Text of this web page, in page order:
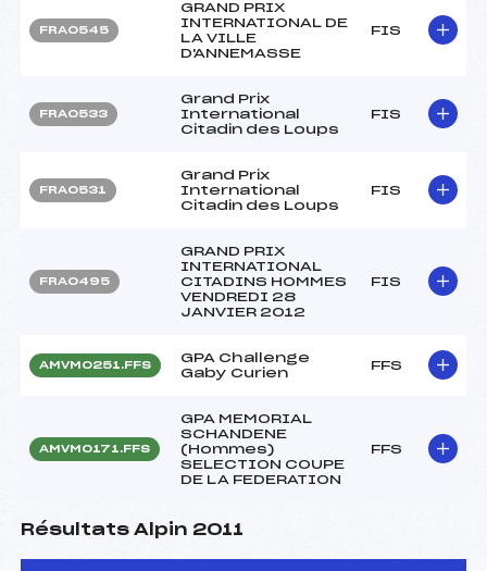
FRA0545
GRAND PRIX
INTERNATIONAL DE
LA VILLE
D'ANNEMASSE
FIS
FRA0533
Grand Prix
International
Citadin des Loups
FIS
FRA0531
Grand Prix
International
Citadin des Loups
FIS
FRA0495
GRAND PRIX
INTERNATIONAL
CITADINS HOMMES
VENDREDI 28
JANVIER 2012
FIS
AMVM0251.FFS
GPA Challenge
Gaby Curien
FFS
AMVM0171.FFS
GPA MEMORIAL
SCHANDENE
(Hommes)
SELECTION COUPE
DE LA FEDERATION
FFS
Résultats Alpin 2011